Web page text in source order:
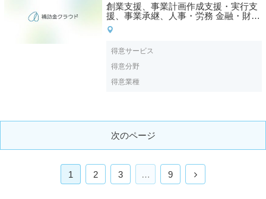
創業支援、事業計画作成支援・実行支
援、事業承継、人事・労務 金融・財
務、経営状況の分析、建設業許認可
得意サービス
得意分野
得意業種
次のページ
1 2 3 … 9